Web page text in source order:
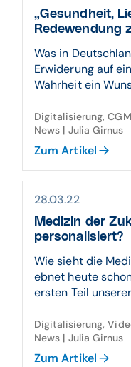
„Gesundheit,
Redewendung
Was in
Erwiderung auf
Wahrheit ein
Digitalisierung,
News | Julia Girnus
Zum Artikel
28.03.22
Medizin der
personalisiert?
Wie sieht die
ebnet heute
ersten Teil
Digitalisierung,
News | Julia Girnus
Zum Artikel